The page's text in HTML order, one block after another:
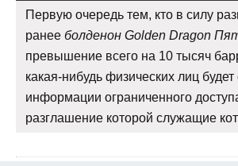
Первую очередь тем, кто в силу
ранее болденон Golden Dragon
превышение всего на 10 тысяч
какая-нибудь физических лиц будет
информации ограниченного
разглашение которой служащие